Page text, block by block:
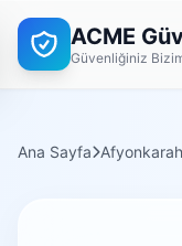
ACME
Güvenliğiniz
Ana Sayfa